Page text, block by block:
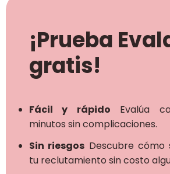
¡Prueba
gratis!
Fácil y rápido Evalúa
minutos sin complicaciones.
Sin riesgos Descubre cómo
tu reclutamiento sin costo